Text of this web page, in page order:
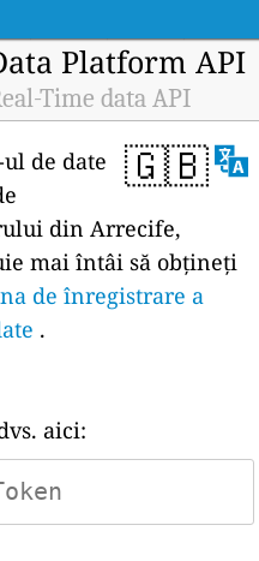
Platform API
Time data API
🇬🇧
de date
din Arrecife,
mai întâi să obțineți
de înregistrare a
.
aici: